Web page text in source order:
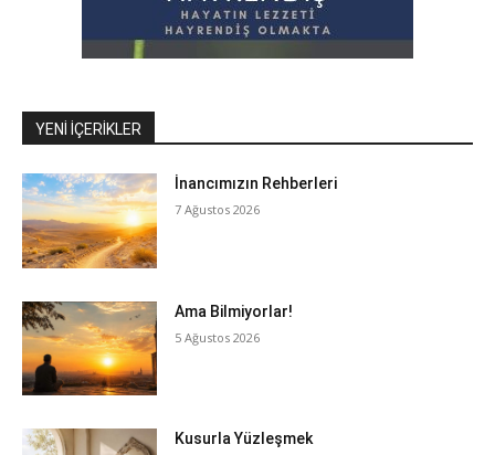
YENI İÇERIKLER
İnancımızın Rehberleri
7 Ağustos 2026
Ama Bilmiyorlar!
5 Ağustos 2026
Kusurla Yüzleşmek